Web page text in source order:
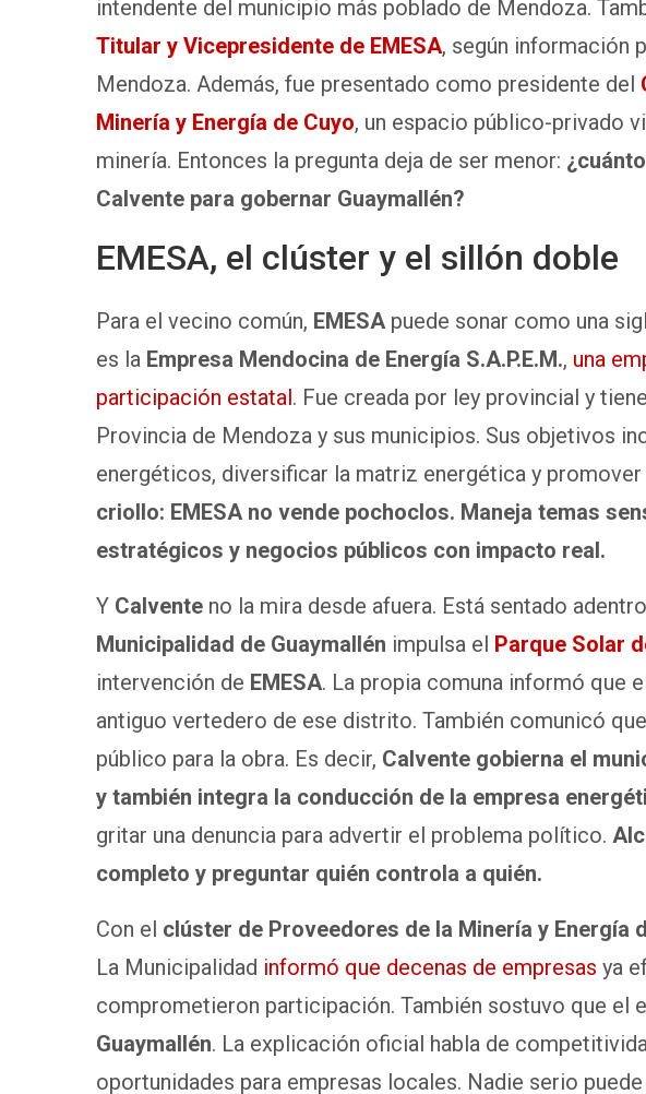
intendente del municipio más poblado de Mendoza.
Titular y Vicepresidente de EMESA, según información
Mendoza. Además, fue presentado como presidente del
Minería y Energía de Cuyo, un espacio público-privado
minería. Entonces la pregunta deja de ser menor:
Calvente para gobernar Guaymallén?
EMESA, el clúster y el sillón doble
Para el vecino común, EMESA puede sonar como una
es la Empresa Mendocina de Energía S.A.P.E.M., una
participación estatal . Fue creada por ley provincial y
Provincia de Mendoza y sus municipios. Sus objetivos
energéticos, diversificar la matriz energética y promover
criollo: EMESA no vende pochoclos. Maneja temas
estratégicos y negocios públicos con impacto real.
Y Calvente no la mira desde afuera. Está sentado
Municipalidad de Guaymallén impulsa el Parque Solar
intervención de EMESA. La propia comuna informó que
antiguo vertedero de ese distrito. También comunicó que
público para la obra. Es decir, Calvente gobierna el
y también integra la conducción de la empresa
gritar una denuncia para advertir el problema político.
completo y preguntar quién controla a quién.
Con el clúster de Proveedores de la Minería y Energía
La Municipalidad informó que decenas de empresas ya
comprometieron participación. También sostuvo que el
Guaymallén. La explicación oficial habla de
oportunidades para empresas locales. Nadie serio